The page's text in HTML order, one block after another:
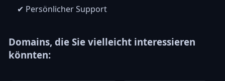
✔ Persönlicher Support
Domains, die Sie vielleicht interessieren
könnten: